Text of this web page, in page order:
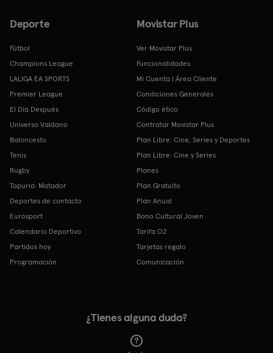
Deporte
Fútbol
Champions League
LALIGA EA SPORTS
Premier League
El Día Después
Universo Valdano
Baloncesto
Tenis
Rugby
Topuria: Matador
Deportes de contacto
Eurosport
Calendario Deportivo
Partidos hoy
Programación
Movistar Plus
Ver Movistar Plus
Funcionalidades
Mi Cuenta | Área Cliente
Condiciones Generales
Código ético
Contratar Movistar Plus
Plan Libre: Cine, Series y Deportes
Plan Libre: Cine y Series
Planes
Plan Gratuito
Plan Anual
Bono Cultural Joven
Tarifa O2
Tarjetas regalo
Comunicación
¿Tienes alguna duda?